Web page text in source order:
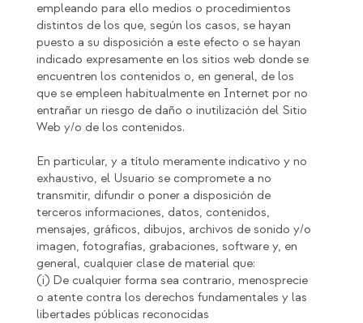
empleando para ello medios o procedimientos
distintos de los que, según los casos, se hayan
puesto a su disposición a este efecto o se hayan
indicado expresamente en los sitios web donde se
encuentren los contenidos o, en general, de los
que se empleen habitualmente en Internet por no
entrañar un riesgo de daño o inutilización del Sitio
Web y/o de los contenidos.
En particular, y a título meramente indicativo y no
exhaustivo, el Usuario se compromete a no
transmitir, difundir o poner a disposición de
terceros informaciones, datos, contenidos,
mensajes, gráficos, dibujos, archivos de sonido y/o
imagen, fotografías, grabaciones, software y, en
general, cualquier clase de material que:
(i) De cualquier forma sea contrario, menosprecie
o atente contra los derechos fundamentales y las
libertades públicas reconocidas